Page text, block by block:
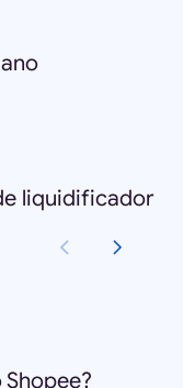
liquidificador